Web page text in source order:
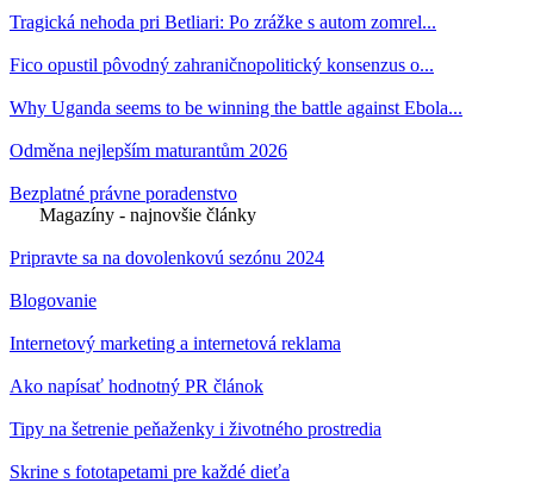
Tragická nehoda pri Betliari: Po zrážke s autom zomrel...
Fico opustil pôvodný zahraničnopolitický konsenzus o...
Why Uganda seems to be winning the battle against Ebola...
Odměna nejlepším maturantům 2026
Bezplatné právne poradenstvo
Magazíny - najnovšie články
Pripravte sa na dovolenkovú sezónu 2024
Blogovanie
Internetový marketing a internetová reklama
Ako napísať hodnotný PR článok
Tipy na šetrenie peňaženky i životného prostredia
Skrine s fototapetami pre každé dieťa